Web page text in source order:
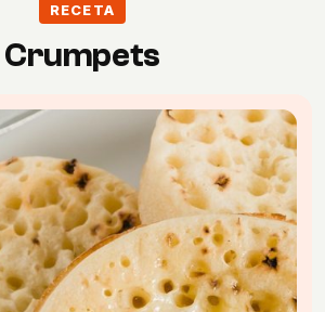
RECETA
Crumpets